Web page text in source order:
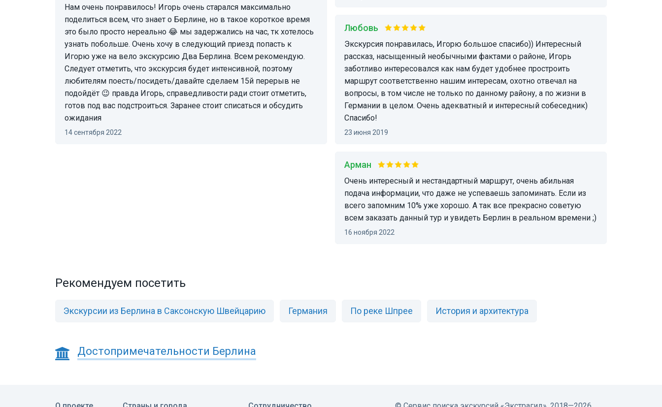
Нам очень понравилось! Игорь очень старался максимально
поделиться всем, что знает о Берлине, но в такое короткое время
это было просто нереально 😂 мы задержались на час, тк хотелось
узнать побольше. Очень хочу в следующий приезд попасть к
Игорю уже на вело экскурсию Два Берлина. Всем рекомендую.
Следует отметить, что экскурсия будет интенсивной, поэтому
любителям поесть/посидеть/давайте сделаем 15й перерыв не
подойдёт 😉 правда Игорь, справедливости ради стоит отметить,
готов под вас подстроиться. Заранее стоит списаться и обсудить
ожидания
14 сентября 2022
Любовь
Экскурсия понравилась, Игорю большое спасибо)) Интересный
рассказ, насыщенный необычными фактами о районе, Игорь
заботливо интересовался как нам будет удобнее простроить
маршрут соответственно нашим интересам, охотно отвечал на
вопросы, в том числе не только по данному району, а по жизни в
Германии в целом. Очень адекватный и интересный собеседник)
Спасибо!
23 июня 2019
Арман
Очень интересный и нестандартный маршрут, очень абильная
подача информации, что даже не успеваешь запоминать. Если из
всего запомним 10% уже хорошо. А так все прекрасно советую
всем заказать данный тур и увидеть Берлин в реальном времени ;)
16 ноября 2022
Рекомендуем посетить
Экскурсии из Берлина в Саксонскую Швейцарию Германия По реке Шпрее История и архитектура
Достопримечательности Берлина